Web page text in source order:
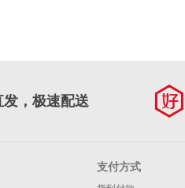
发，极速配送
支付方式